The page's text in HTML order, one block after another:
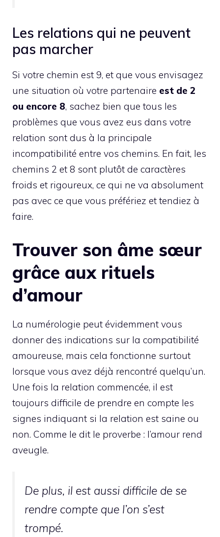
Les relations qui ne peuvent
pas marcher
Si votre chemin est 9, et que vous envisagez
une situation où votre partenaire est de 2
ou encore 8, sachez bien que tous les
problèmes que vous avez eus dans votre
relation sont dus à la principale
incompatibilité entre vos chemins. En fait, les
chemins 2 et 8 sont plutôt de caractères
froids et rigoureux, ce qui ne va absolument
pas avec ce que vous préfériez et tendiez à
faire.
Trouver son âme sœur
grâce aux rituels
d’amour
La numérologie peut évidemment vous
donner des indications sur la compatibilité
amoureuse, mais cela fonctionne surtout
lorsque vous avez déjà rencontré quelqu’un.
Une fois la relation commencée, il est
toujours difficile de prendre en compte les
signes indiquant si la relation est saine ou
non. Comme le dit le proverbe : l’amour rend
aveugle.
De plus, il est aussi difficile de se
rendre compte que l’on s’est
trompé.